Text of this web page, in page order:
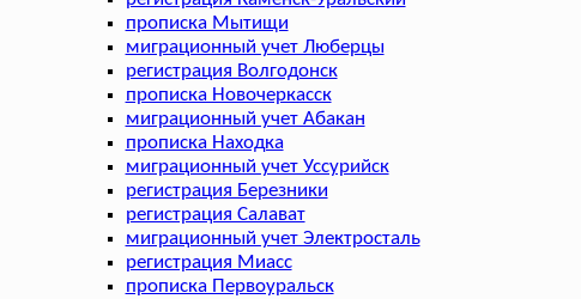
прописка Мытищи
миграционный учет Люберцы
регистрация Волгодонск
прописка Новочеркасск
миграционный учет Абакан
прописка Находка
миграционный учет Уссурийск
регистрация Березники
регистрация Салават
миграционный учет Электросталь
регистрация Миасс
прописка Первоуральск